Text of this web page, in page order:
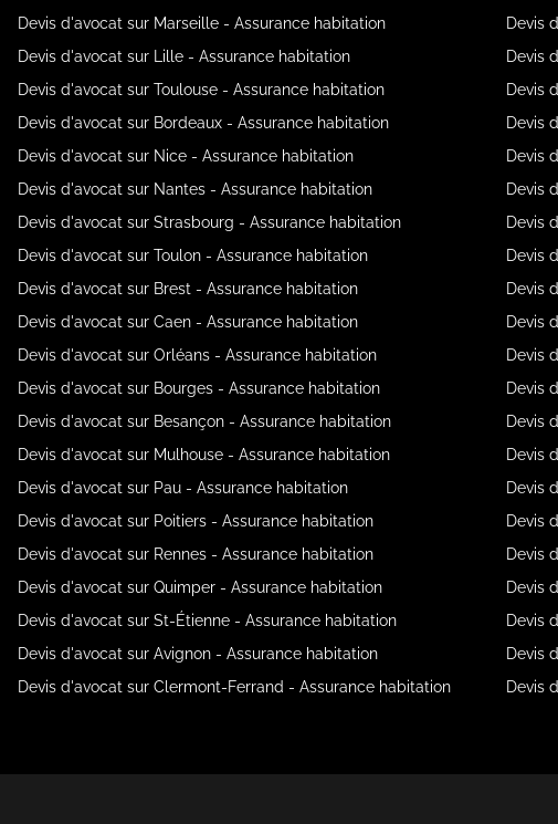
Devis d'avocat sur Marseille - Assurance habitation
Devis d'avocat sur Lille - Assurance habitation
Devis d'avocat sur Toulouse - Assurance habitation
Devis d'avocat sur Bordeaux - Assurance habitation
Devis d'avocat sur Nice - Assurance habitation
Devis d'avocat sur Nantes - Assurance habitation
Devis d'avocat sur Strasbourg - Assurance habitation
Devis d'avocat sur Toulon - Assurance habitation
Devis d'avocat sur Brest - Assurance habitation
Devis d'avocat sur Caen - Assurance habitation
Devis d'avocat sur Orléans - Assurance habitation
Devis d'avocat sur Bourges - Assurance habitation
Devis d'avocat sur Besançon - Assurance habitation
Devis d'avocat sur Mulhouse - Assurance habitation
Devis d'avocat sur Pau - Assurance habitation
Devis d'avocat sur Poitiers - Assurance habitation
Devis d'avocat sur Rennes - Assurance habitation
Devis d'avocat sur Quimper - Assurance habitation
Devis d'avocat sur St-Étienne - Assurance habitation
Devis d'avocat sur Avignon - Assurance habitation
Devis d'avocat sur Clermont-Ferrand - Assurance habitation
Devis
Devis
Devis
Devis
Devis
Devis
Devis
Devis
Devis
Devis
Devis
Devis
Devis
Devis
Devis
Devis
Devis
Devis
Devis
Devis
Devis